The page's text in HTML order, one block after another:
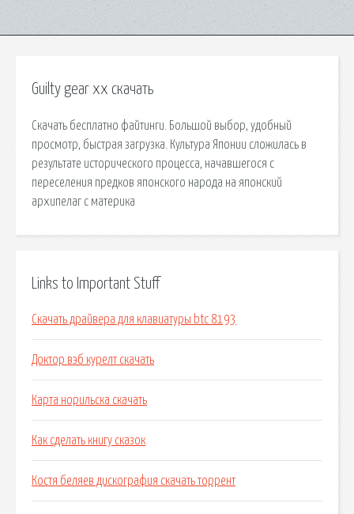
Guilty gear xx скачать
Скачать бесплатно файтинги. Большой выбор, удобный
просмотр, быстрая загрузка. Культура Японии сложилась в
результате исторического процесса, начавшегося с
переселения предков японского народа на японский
архипелаг с материка
Links to Important Stuff
Скачать драйвера для клавиатуры btc 8193
Доктор вэб курелт скачать
Карта норильска скачать
Как сделать книгу сказок
Костя беляев дискография скачать торрент